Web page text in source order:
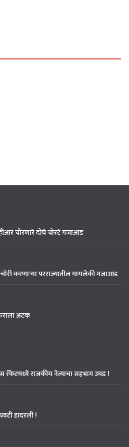
चोरणारे दोघे चोरटे गजाआड
चोरी करणाऱ्या परराज्यातील मायलेकी गजाआड
अटक
रॅकेटमध्ये राजकीय नेत्याचा सहभाग उघड !
हादरली !